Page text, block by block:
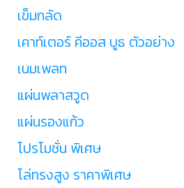
เข็มกลัด
เคาท์เตอร์ คีออส บูธ ตัวอย่าง
เนมเพลท
แผ่นพลาสวูด
แผ่นรองแก้ว
โปรโมชั่น พิเศษ
โล่ทรงสูง ราคาพิเศษ